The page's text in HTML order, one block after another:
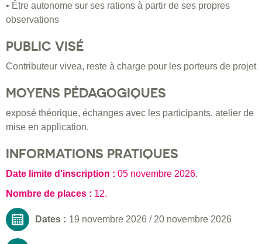
• Être autonome sur ses rations à partir de ses propres
observations
PUBLIC VISÉ
Contributeur vivea, reste à charge pour les porteurs de projet
MOYENS PÉDAGOGIQUES
exposé théorique, échanges avec les participants, atelier de
mise en application.
INFORMATIONS PRATIQUES
Date limite d'inscription : 05 novembre 2026.
Nombre de places : 12.
Dates : 19 novembre 2026 / 20 novembre 2026